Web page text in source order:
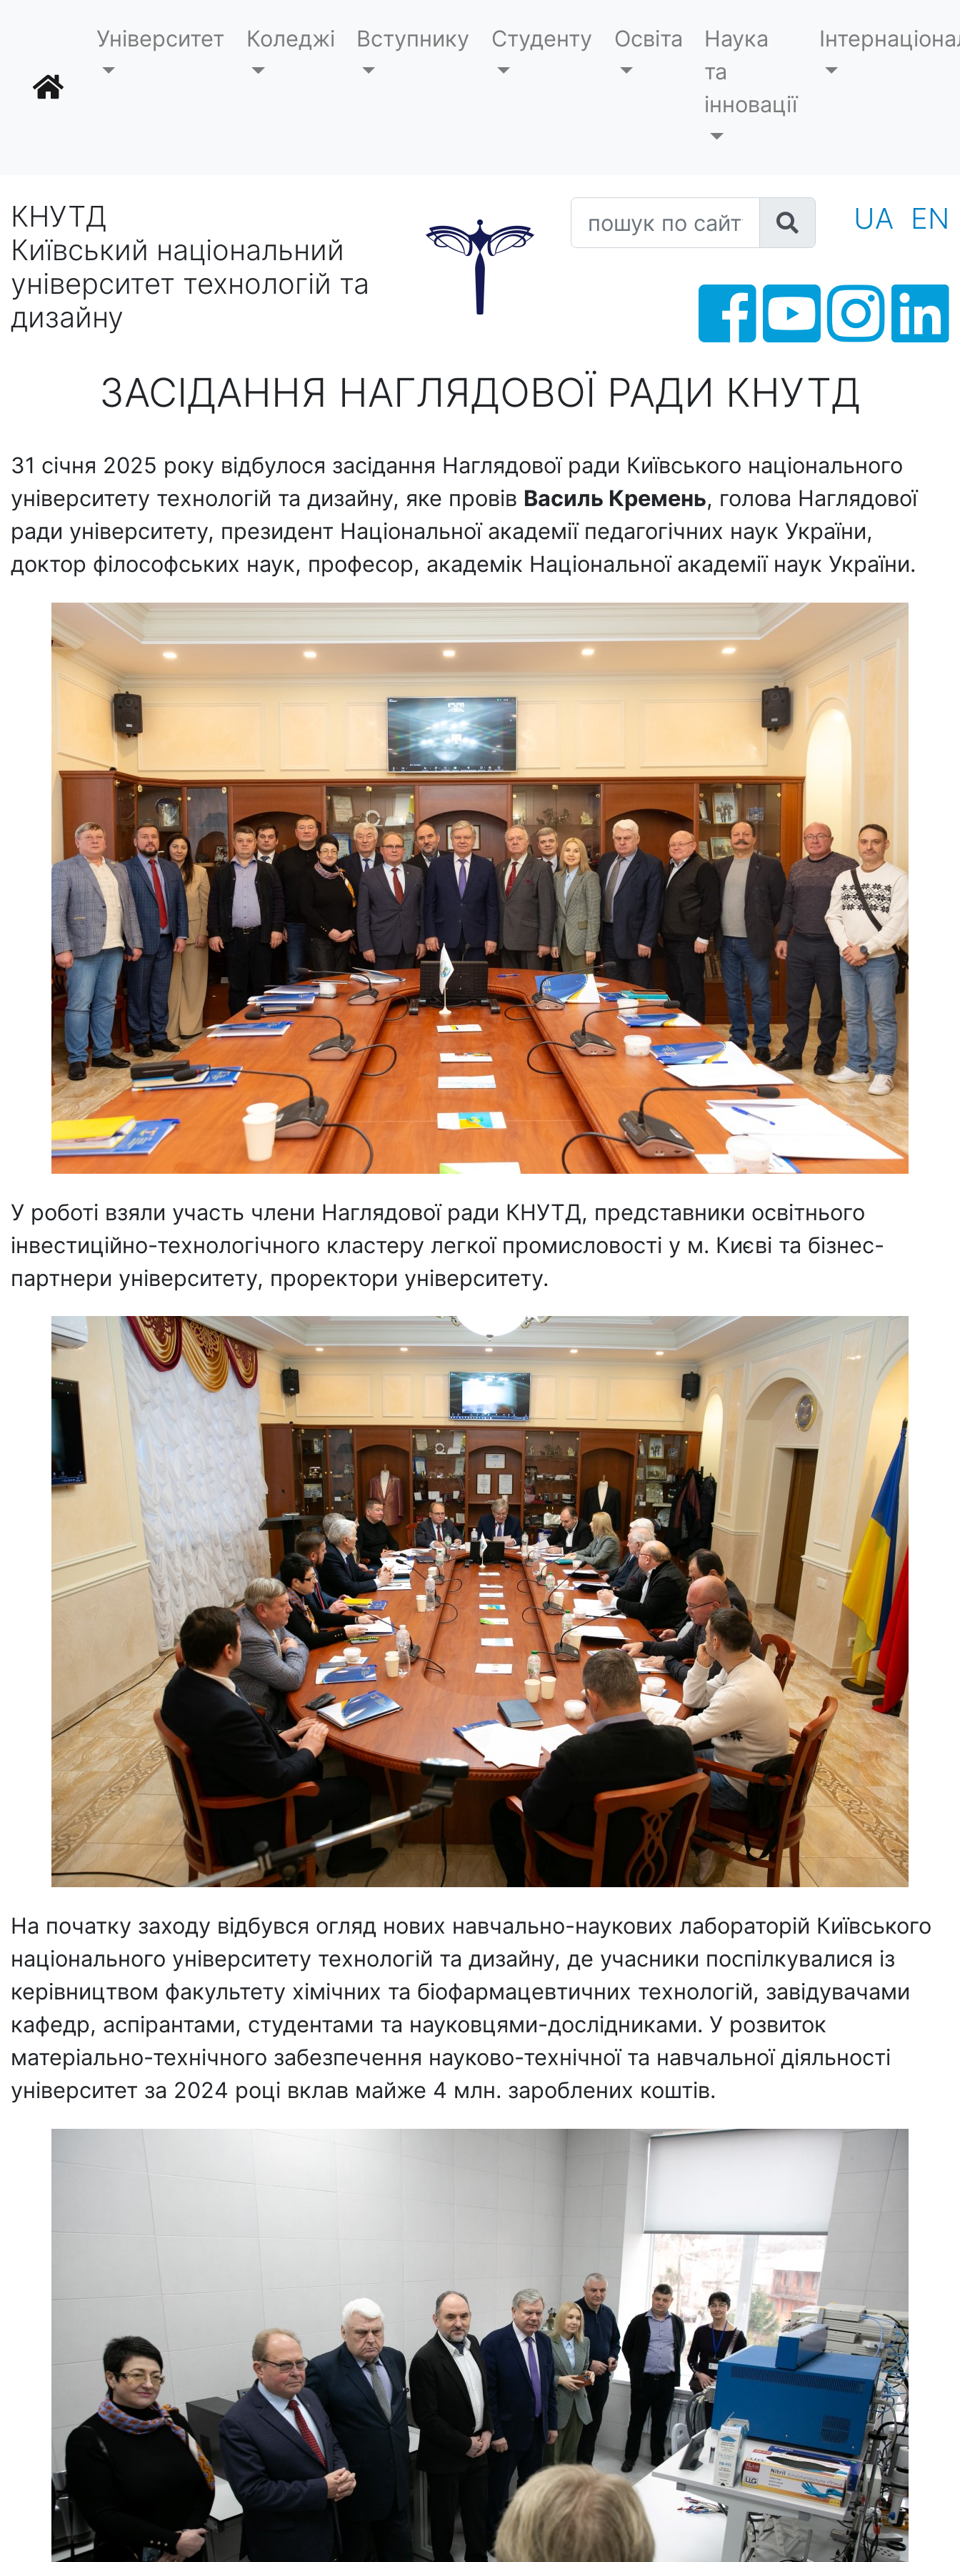
Університет Коледжі Вступнику Студенту Освіта
Наука
та
інновації
КНУТД
Київський національний
університет технологій та
дизайну
пошук по сайту UA EN
ЗАСІДАННЯ НАГЛЯДОВОЇ РАДИ КНУТД
31 січня 2025 року відбулося засідання Наглядової ради Київського національного
університету технологій та дизайну, яке провів Василь Кремень, голова Наглядової
ради університету, президент Національної академії педагогічних наук України,
доктор філософських наук, професор, академік Національної академії наук України.
У роботі взяли участь члени Наглядової ради КНУТД, представники освітнього
інвестиційно-технологічного кластеру легкої промисловості у м. Києві та бізнес-
партнери університету, проректори університету.
На початку заходу відбувся огляд нових навчально-наукових лабораторій Київського
національного університету технологій та дизайну, де учасники поспілкувалися із
керівництвом факультету хімічних та біофармацевтичних технологій, завідувачами
кафедр, аспірантами, студентами та науковцями-дослідниками. У розвиток
матеріально-технічного забезпечення науково-технічної та навчальної діяльності
університет за 2024 році вклав майже 4 млн. зароблених коштів.